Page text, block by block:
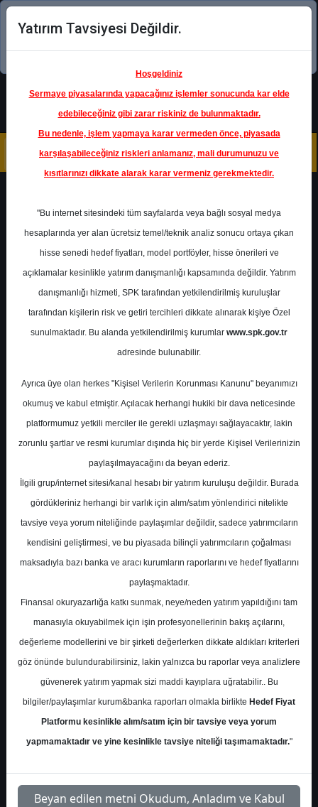
Şimdi uygulamayı indirin!
ISCTR- TÜRKİYE İŞ BANKASI
A.Ş.
Hedef Fiyat 19.40 ₺
Getiri
%0.00
0
Get.
1
Salı, 04 Şubat 2025
En Yüksek Tahmin 23,36 ₺
Ortalama Fiyat Tahmini 19,32 ₺
Ortalama Getiri Potansiyeli %56.30
Kurum Sayısı
21
Al
10
Tut
1
End.
Get.
3
Endeks
Get.
4
Tavsiye
1
Yatırım Tavsiyesi Değildir.
Hoşgeldiniz
Sermaye piyasalarında yapacağınız işlemler sonucunda kar elde
edebileceğiniz gibi zarar riskiniz de bulunmaktadır.
Bu nedenle, işlem yapmaya karar vermeden önce, piyasada
karşılaşabileceğiniz riskleri anlamanız, mali durumunuzu ve
kısıtlarınızı dikkate alarak karar vermeniz gerekmektedir.
"Bu internet sitesindeki tüm sayfalarda veya bağlı sosyal medya
hesaplarında yer alan ücretsiz temel/teknik analiz sonucu ortaya çıkan
hisse senedi hedef fiyatları, model portföyler, hisse önerileri ve
açıklamalar kesinlikle yatırım danışmanlığı kapsamında değildir. Yatırım
danışmanlığı hizmeti, SPK tarafından yetkilendirilmiş kuruluşlar
tarafından kişilerin risk ve getiri tercihleri dikkate alınarak kişiye Özel
sunulmaktadır. Bu alanda yetkilendirilmiş kurumlar www.spk.gov.tr
adresinde bulunabilir.
Ayrıca üye olan herkes "Kişisel Verilerin Korunması Kanunu" beyanımızı
okumuş ve kabul etmiştir. Açılacak herhangi hukiki bir dava neticesinde
platformumuz yetkili merciler ile gerekli uzlaşmayı sağlayacaktır, lakin
zorunlu şartlar ve resmi kurumlar dışında hiç bir yerde Kişisel Verilerinizin
paylaşılmayacağını da beyan ederiz.
İlgili grup/internet sitesi/kanal hesabı bir yatırım kuruluşu değildir. Burada
gördükleriniz herhangi bir varlık için alım/satım yönlendirici nitelikte
tavsiye veya yorum niteliğinde paylaşımlar değildir, sadece yatırımcıların
kendisini geliştirmesi, ve bu piyasada bilinçli yatırımcıların çoğalması
maksadıyla bazı banka ve aracı kurumların raporlarını ve hedef fiyatlarını
paylaşmaktadır.
Finansal okuryazarlığa katkı sunmak, neye/neden yatırım yapıldığını tam
manasıyla okuyabilmek için işin profesyonellerinin bakış açılarını,
değerleme modellerini ve bir şirketi değerlerken dikkate aldıkları kriterleri
göz önünde bulundurabilirsiniz, lakin yalnızca bu raporlar veya analizlere
güvenerek yatırım yapmak sizi maddi kayıplara uğratabilir.. Bu
bilgiler/paylaşımlar kurum&banka raporları olmakla birlikte Hedef Fiyat
Platformu kesinlikle alım/satım için bir tavsiye veya yorum
yapmamaktadır ve yine kesinlikle tavsiye niteliği taşımamaktadır."
Beyan edilen metni Okudum, Anladım ve Kabul